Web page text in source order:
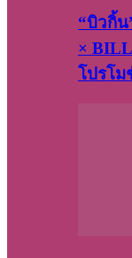
“บิวกิ้
×
โปรโม